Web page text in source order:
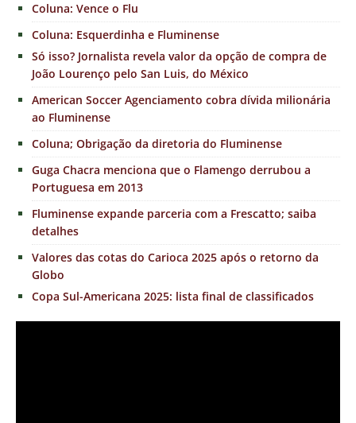
Coluna: Vence o Flu
Coluna: Esquerdinha e Fluminense
Só isso? Jornalista revela valor da opção de compra de
João Lourenço pelo San Luis, do México
American Soccer Agenciamento cobra dívida milionária
ao Fluminense
Coluna; Obrigação da diretoria do Fluminense
Guga Chacra menciona que o Flamengo derrubou a
Portuguesa em 2013
Fluminense expande parceria com a Frescatto; saiba
detalhes
Valores das cotas do Carioca 2025 após o retorno da
Globo
Copa Sul-Americana 2025: lista final de classificados